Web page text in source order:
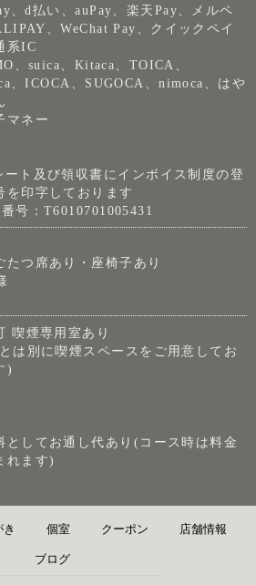
、d払い、auPay、楽天Pay、メルペ
、WeChat Pay、クイックペイ
系IC
、suica、Kitaca、TOICA、
、ICOCA、SUGOCA、nimoca、はや
マネー
ト及び領収書にインボイス制度の登
を印字しております
号：T6010701005431
たつ席あり・座椅子あり
喫煙専用室あり
は別に喫煙スペースをご用意してお
)
してお通し代あり(コース時は料金
れます)
個室 クーポン 店舗情報
ブログ